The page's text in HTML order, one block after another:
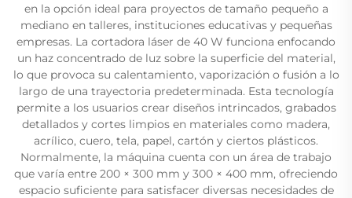
en la opción ideal para proyectos de tamaño pequeño a
mediano en talleres, instituciones educativas y pequeñas
empresas. La cortadora láser de 40 W funciona enfocando
un haz concentrado de luz sobre la superficie del material,
lo que provoca su calentamiento, vaporización o fusión a lo
largo de una trayectoria predeterminada. Esta tecnología
permite a los usuarios crear diseños intrincados, grabados
detallados y cortes limpios en materiales como madera,
acrílico, cuero, tela, papel, cartón y ciertos plásticos.
Normalmente, la máquina cuenta con un área de trabajo
que varía entre 200 × 300 mm y 300 × 400 mm, ofreciendo
espacio suficiente para satisfacer diversas necesidades de